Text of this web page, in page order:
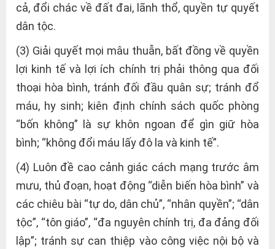
cả, đổi chác về đất đai, lãnh thổ, quyền tự quyết
dân tộc.
(3) Giải quyết mọi mâu thuẫn, bất đồng về quyền
lợi kinh tế và lợi ích chính trị phải thông qua đối
thoại hòa bình, tránh đối đầu quân sự; tránh đổ
máu, hy sinh; kiên định chính sách quốc phòng
“bốn không” là sự khôn ngoan để gìn giữ hòa
bình; “không đổi máu lấy đô la và kinh tế”.
(4) Luôn đề cao cảnh giác cách mạng trước âm
mưu, thủ đoạn, hoạt động “diễn biến hòa bình” và
các chiêu bài “tự do, dân chủ”, “nhân quyền”; “dân
tộc”, “tôn giáo”, “đa nguyên chính trị, đa đảng đối
lập”; tránh sự can thiệp vào công việc nội bộ và